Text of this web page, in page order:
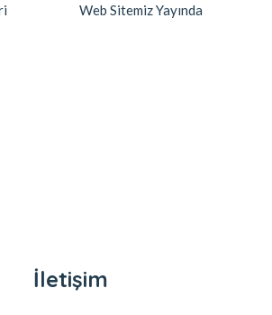
Web Sitemiz Yayında
İletişim